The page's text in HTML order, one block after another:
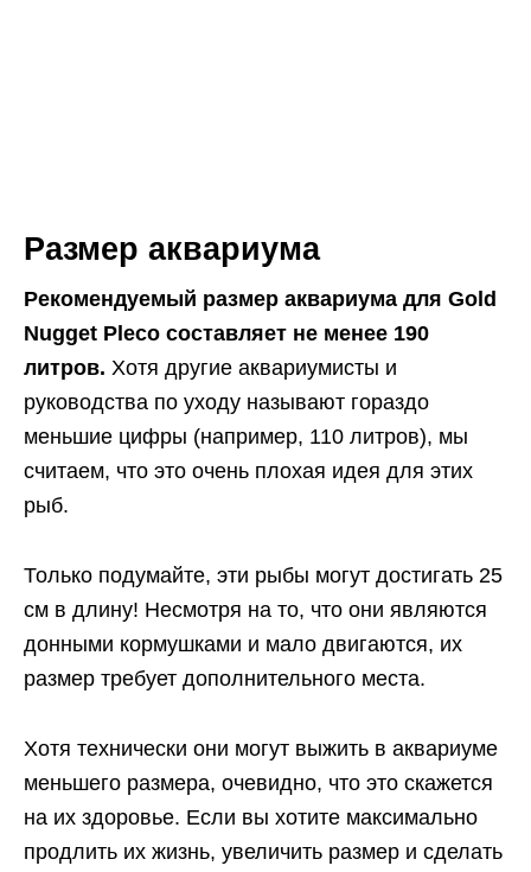
Размер аквариума
Рекомендуемый размер аквариума для Gold
Nugget Pleco составляет не менее 190
литров. Хотя другие аквариумисты и
руководства по уходу называют гораздо
меньшие цифры (например, 110 литров), мы
считаем, что это очень плохая идея для этих
рыб.
Только подумайте, эти рыбы могут достигать 25
см в длину! Несмотря на то, что они являются
донными кормушками и мало двигаются, их
размер требует дополнительного места.
Хотя технически они могут выжить в аквариуме
меньшего размера, очевидно, что это скажется
на их здоровье. Если вы хотите максимально
продлить их жизнь, увеличить размер и сделать